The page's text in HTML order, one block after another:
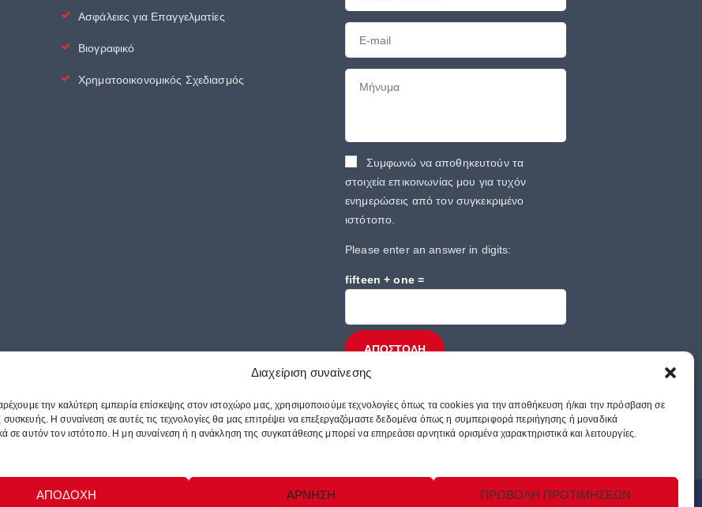
Διαχείριση συναίνεσης
την καλύτερη εμπειρία επίσκεψης στον ιστοχώρο μας, χρησιμοποιούμε τεχνολογίες όπως τα cookies για την αποθήκευση ή/και την πρόσβαση σε
Η συναίνεση σε αυτές τις τεχνολογίες θα μας επιτρέψει να επεξεργαζόμαστε δεδομένα όπως η συμπεριφορά περιήγησης ή μοναδικά
σε αυτόν τον ιστότοπο. Η μη συναίνεση ή η ανάκληση της συγκατάθεσης μπορεί να επηρεάσει αρνητικά ορισμένα χαρακτηριστικά και λειτουργίες.
ΑΠΟΔΟΧΗ ΑΡΝΗΣΗ ΠΡΟΒΟΛΗ ΠΡΟΤΙΜΗΣΕΩΝ
Ασφάλειες για Επαγγελματίες
Βιογραφικό
Χρηματοοικονομικός Σχεδιασμός
Συμφωνώ να αποθηκευτούν τα
στοιχεία επικοινωνίας μου για τυχόν
ενημερώσεις από τον συγκεκριμένο
ιστότοπο.
Please enter an answer in digits:
fifteen + one =